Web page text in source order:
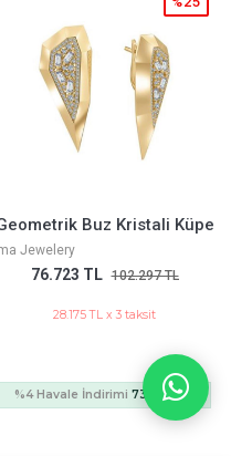
Burgu Tasarım Halka
Kartepe
21.437 TL 25.296 TL
7.872 TL x 3 taksit
TL
%4 Havale İndirimi 19.346 TL